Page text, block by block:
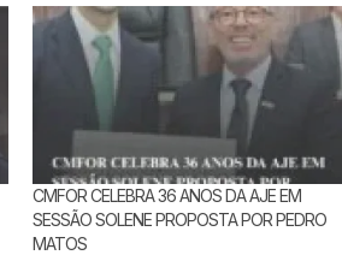
CMFOR CELEBRA 36 ANOS DA AJE EM
SESSÃO SOLENE PROPOSTA POR PEDRO
MATOS